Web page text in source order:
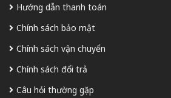
Hướng dẫn thanh toán
Chính sách bảo mật
Chính sách vận chuyển
Chính sách đổi trả
Câu hỏi thường gặp